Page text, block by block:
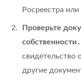
Росреестра
Проверьте
собственности․
свидетельство
другие